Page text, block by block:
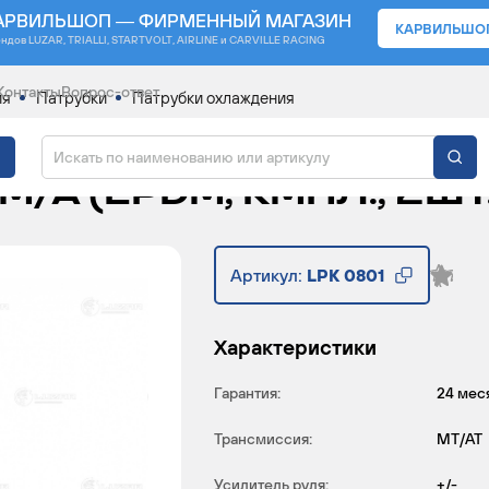
— ФИРМЕННЫЙ МАГАЗИН
LUZAR, TRIALLI, STARTVOLT, AIRLINE и CARVILLE RACING
Вопрос-ответ
Патрубки Патрубки охлаждения
ДЛЯ
A (EPDM, КМПЛ.,
Артикул: LPK 0801
Характеристики
Гарантия: 24
Трансмиссия: MT/AT
Усилитель руля: +/-